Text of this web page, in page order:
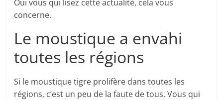
Oui vous qui lisez cette actualité, cela vous
concerne.
Le moustique a envahi
toutes les régions
Si le moustique tigre prolifère dans toutes les
régions, c’est un peu de la faute de tous. Vous qui